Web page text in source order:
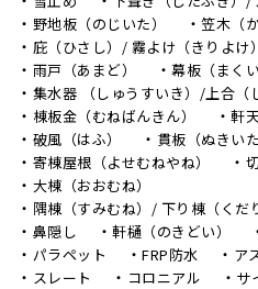
野地板（のじいた）
笠木（
庇（ひさし）/ 霧よけ（きりよけ）
雨戸（あまど）
幕板（まくい
集水器 （しゅうすいき）/上合（
棟板金（むねばんきん）
軒
破風（はふ）
貫板（ぬきいた
寄棟屋根（よせむねやね）
大棟（おおむね）
隅棟（すみむね）/ 下り棟（くだ
鼻隠し
軒樋（のきどい）
パラペット
FRP防水
ア
スレート
コロニアル サ